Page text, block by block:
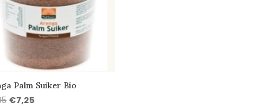
Palm Suiker Bio
Oorspronkelijke
€7,25Huidige